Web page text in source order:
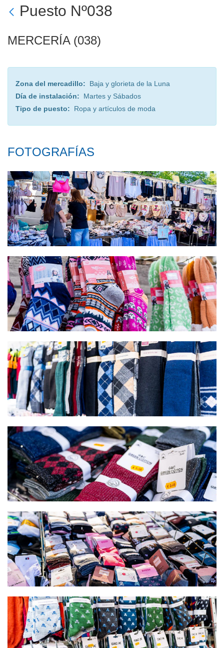
Puesto Nº038
MERCERÍA (038)
Zona del mercadillo: Baja y glorieta de la Luna
Día de instalación: Martes y Sábados
Tipo de puesto: Ropa y artículos de moda
FOTOGRAFÍAS